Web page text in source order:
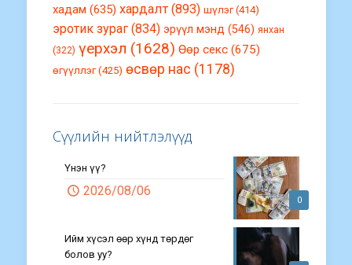
хадам (635) хардалт (893) шүлэг(414)
эротик зураг(834) эрүүл мэнд (546) янхан
(322) үерхэл (1628) Өөр секс (675)
өгүүллэг(425) өсвөр нас (1178)
Сүүлийн нийтлэлүүд
0
Үнэн үү?
2026/08/06
Ийм хүсэл өөр хүнд төрдөг
болов уу?